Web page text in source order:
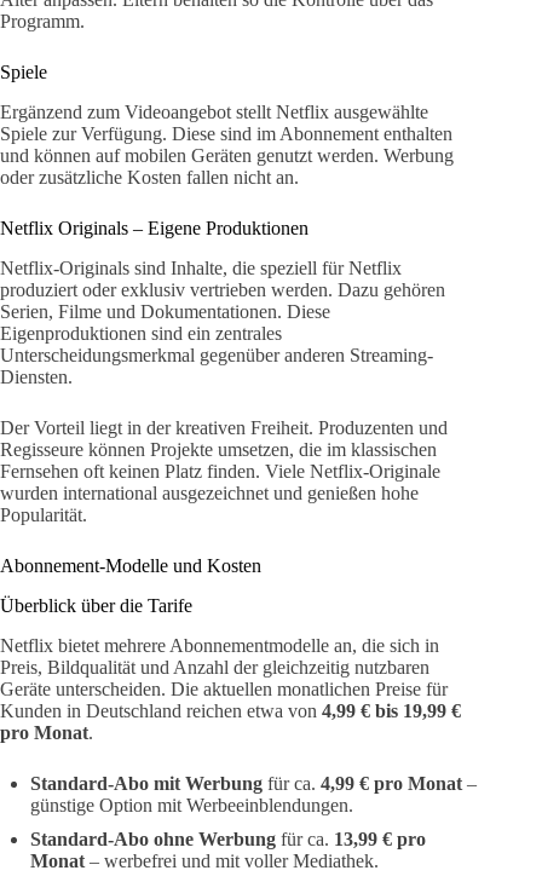
Programm.
Spiele
Ergänzend zum Videoangebot stellt Netflix ausgewählte
Spiele zur Verfügung. Diese sind im Abonnement enthalten
und können auf mobilen Geräten genutzt werden. Werbung
oder zusätzliche Kosten fallen nicht an.
Netflix Originals – Eigene Produktionen
Netflix-Originals sind Inhalte, die speziell für Netflix
produziert oder exklusiv vertrieben werden. Dazu gehören
Serien, Filme und Dokumentationen. Diese
Eigenproduktionen sind ein zentrales
Unterscheidungsmerkmal gegenüber anderen Streaming-
Diensten.
Der Vorteil liegt in der kreativen Freiheit. Produzenten und
Regisseure können Projekte umsetzen, die im klassischen
Fernsehen oft keinen Platz finden. Viele Netflix-Originale
wurden international ausgezeichnet und genießen hohe
Popularität.
Abonnement-Modelle und Kosten
Überblick über die Tarife
Netflix bietet mehrere Abonnementmodelle an, die sich in
Preis, Bildqualität und Anzahl der gleichzeitig nutzbaren
Geräte unterscheiden. Die aktuellen monatlichen Preise für
Kunden in Deutschland reichen etwa von 4,99 € bis 19,99 €
pro Monat.
Standard-Abo mit Werbung für ca. 4,99 € pro Monat –
günstige Option mit Werbeeinblendungen.
Standard-Abo ohne Werbung für ca. 13,99 € pro
Monat – werbefrei und mit voller Mediathek.